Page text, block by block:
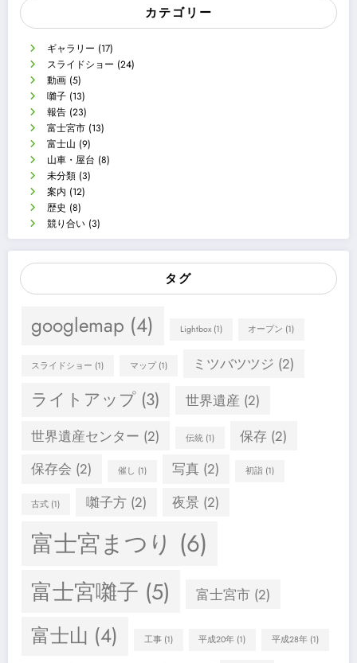
カテゴリー
ギャラリー (17)
スライドショー (24)
動画 (5)
囃子 (13)
報告 (23)
富士宮市 (13)
富士山 (9)
山車・屋台 (8)
未分類 (3)
案内 (12)
歴史 (8)
競り合い (3)
タグ
googlemap (4) Lightbox(1) オープン (1)
スライドショー (1) マップ(1) ミツバツツジ (2)
ライトアップ (3) 世界遺産 (2)
世界遺産センター (2) 伝統(1) 保存 (2)
保存会 (2) 催し (1) 写真 (2) 初詣(1)
古式 (1) 囃子方(2) 夜景 (2)
富士宮まつり (6)
富士宮囃子 (5) 富士宮市(2)
富士山 (4) 工事(1) 平成20年 (1) 平成28年(1)